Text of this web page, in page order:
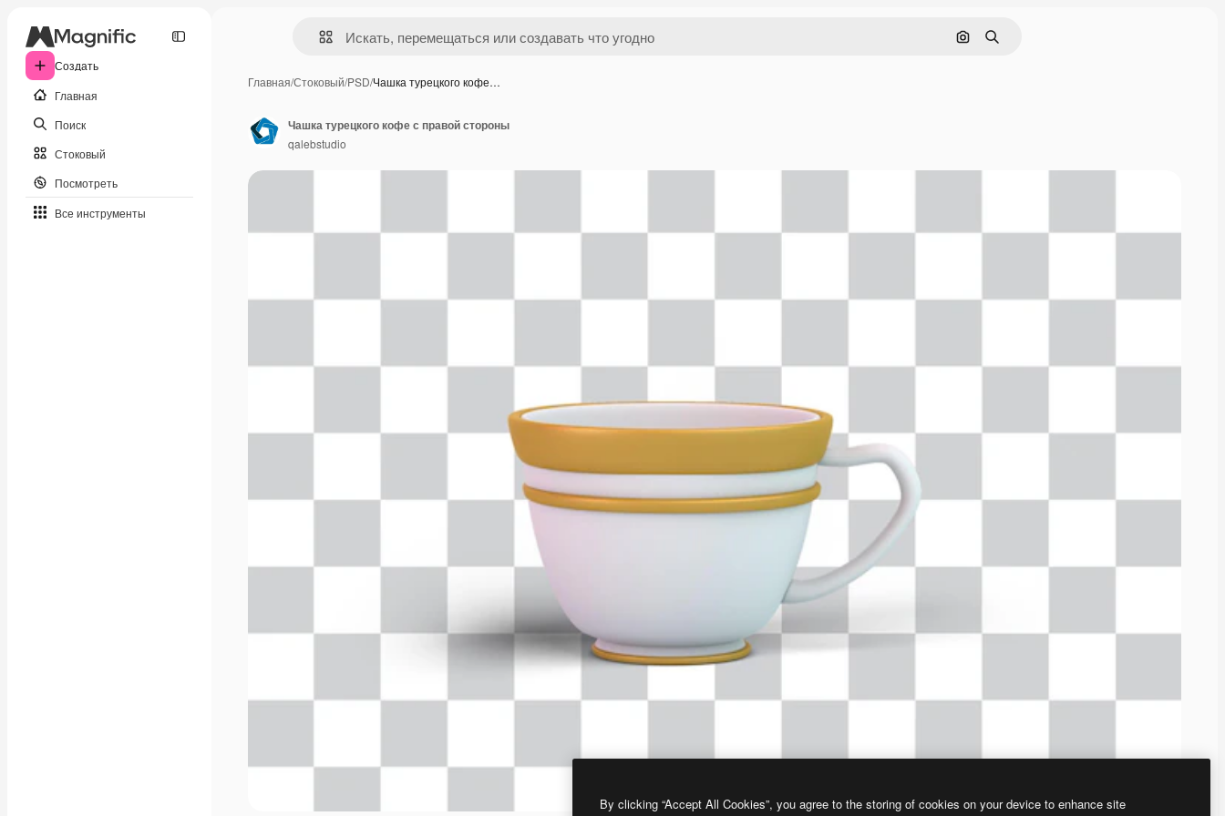
Создать
Главная
Поиск
Стоковый
Посмотреть
Все инструменты
Поиск по изображению
Поиск
Главная/Стоковый/PSD/Чашка турецкого кофе…
Чашка турецкого кофе с правой стороны
qalebstudio
By clicking “Accept All Cookies”, you agree to the storing of cookies on your device to enhance site